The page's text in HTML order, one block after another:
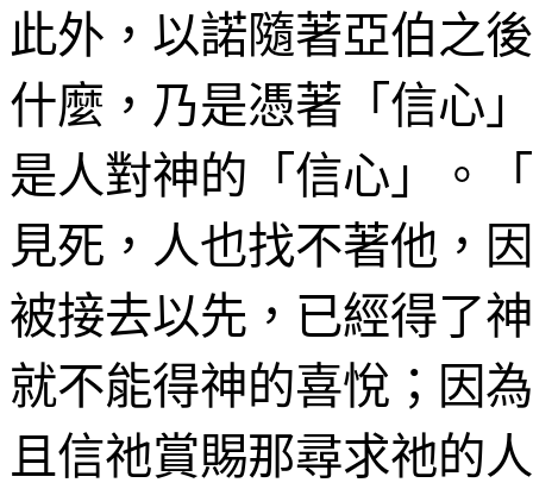
此外，以諾隨著亞伯之
什麼，乃是憑著「信心
是人對神的「信心」。
見死，人也找不著他，
被接去以先，已經得了
就不能得神的喜悅；因
且信祂賞賜那尋求祂的